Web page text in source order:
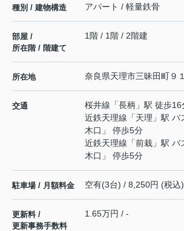
種別 / 建物構造 アパート / 軽量鉄骨
部屋 /
所在階 / 階建て
1階 / 1階 / 2階建
所在地 奈良県天理市三昧田町９
交通 桜井線 「長柄 」駅 徒歩16
近鉄天理線 「天理 」駅
木口」 停歩5分
近鉄天理線 「前栽 」駅
木口」 停歩5分
駐車場 / 月額料金 空有(3台) / 8,250円 (税込)
更新料 /
更新事務手数料
1.65万円 / -